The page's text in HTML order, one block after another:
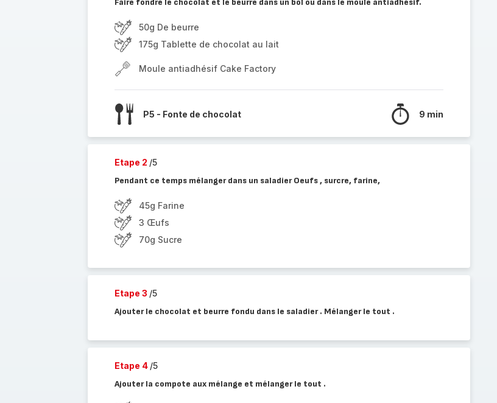
Faire fondre le chocolat et le beurre dans un bol ou dans le moule antiadhésif.
50g De beurre
175g Tablette de chocolat au lait
Moule antiadhésif Cake Factory
P5 - Fonte de chocolat 9 min
Etape 2 /5
Pendant ce temps mélanger dans un saladier Oeufs , surcre, farine,
45g Farine
3 Œufs
70g Sucre
Etape 3 /5
Ajouter le chocolat et beurre fondu dans le saladier . Mélanger le tout .
Etape 4 /5
Ajouter la compote aux mélange et mélanger le tout .